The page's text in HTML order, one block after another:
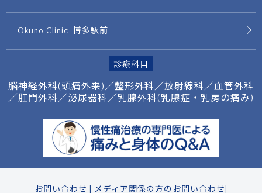
Okuno Clinic. 博多駅前
診療科目
脳神経外科(頭痛外来)／整形外科／放射線科／血管外科
／肛門外科／泌尿器科／乳腺外科(乳腺症・乳房の痛み)
お問い合わせ メディア関係の方のお問い合わせ